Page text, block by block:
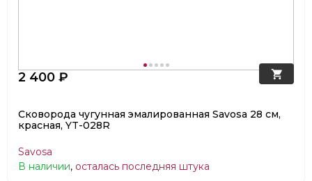
2 400 ₽
Сковорода чугунная эмалированная Savosa 28 см,
красная, YT-028R
Savosa
В наличии, осталась последняя штука